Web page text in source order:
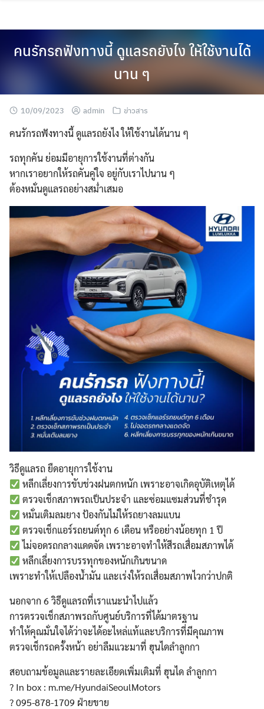
คนรักรถฟังทางนี้ ดูแลรถยังไง ให้ใช้งานได้
นาน ๆ
10/09/2023 admin ข่าวสาร
คนรักรถฟังทางนี้ ดูแลรถยังไง ให้ใช้งานได้นาน ๆ
รถทุกคัน ย่อมมีอายุการใช้งานที่ต่างกัน
หากเราอยากให้รถคันคู่ใจ อยู่กับเราไปนาน ๆ
ต้องหมั่นดูแลรถอย่างสม่ำเสมอ
วิธีดูแลรถ ยืดอายุการใช้งาน
หลีกเลี่ยงการขับช่วงฝนตกหนัก เพราะอาจเกิดอุบัติเหตุได้
ตรวจเช็กสภาพรถเป็นประจำ และซ่อมแซมส่วนที่ชำรุด
หมั่นเติมลมยาง ป้องกันไม่ให้รถยางลมแบน
ตรวจเช็กแอร์รถยนต์ทุก 6 เดือน หรืออย่างน้อยทุก 1 ปี
ไม่จอดรถกลางแดดจัด เพราะอาจทำให้สีรถเสื่อมสภาพได้
หลีกเลี่ยงการบรรทุกของหนักเกินขนาด
เพราะทำให้เปลืองน้ำมัน และเร่งให้รถเสื่อมสภาพไวกว่าปกติ
นอกจาก 6 วิธีดูแลรถที่เราแนะนำไปแล้ว
การตรวจเช็กสภาพรถกับศูนย์บริการที่ได้มาตรฐาน
ทำให้คุณมั่นใจได้ว่าจะได้อะไหล่แท้และบริการที่มีคุณภาพ
ตรวจเช็กรถครั้งหน้า อย่าลืมแวะมาที่ ฮุนไดลำลูกกา
สอบถามข้อมูลและรายละเอียดเพิ่มเติมที่ ฮุนได ลำลูกกา
? In box : m.me/HyundaiSeoulMotors
? 095-878-1709 ฝ่ายขาย